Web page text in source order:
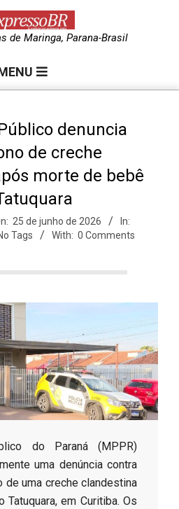
de Maringa, Parana-Brasil
denuncia
de creche
morte de bebê
25 de junho de 2026
In:
Tags With: 0 Comments
do Paraná (MPPR)
uma denúncia contra
de uma creche clandestina
Tatuquara, em Curitiba. Os